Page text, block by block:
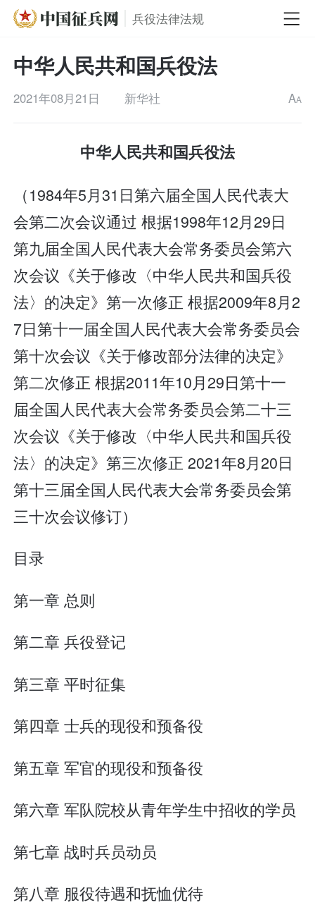
兵役法律法规
中华人民共和国兵役法
2021年08月21日 新华社 AA
中华人民共和国兵役法
（1984年5月31日第六届全国人民代表大
会第二次会议通过 根据1998年12月29日
第九届全国人民代表大会常务委员会第六
次会议《关于修改〈中华人民共和国兵役
法〉的决定》第一次修正 根据2009年8月2
7日第十一届全国人民代表大会常务委员会
第十次会议《关于修改部分法律的决定》
第二次修正 根据2011年10月29日第十一
届全国人民代表大会常务委员会第二十三
次会议《关于修改〈中华人民共和国兵役
法〉的决定》第三次修正 2021年8月20日
第十三届全国人民代表大会常务委员会第
三十次会议修订）
目录
第一章 总则
第二章 兵役登记
第三章 平时征集
第四章 士兵的现役和预备役
第五章 军官的现役和预备役
第六章 军队院校从青年学生中招收的学员
第七章 战时兵员动员
第八章 服役待遇和抚恤优待